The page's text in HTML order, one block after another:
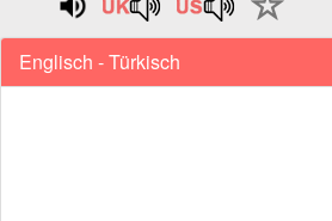
Englisch - Türkisch